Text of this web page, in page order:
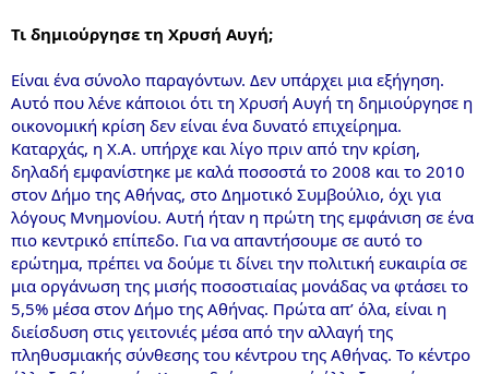
Τι δημιούργησε τη Χρυσή Αυγή;
Είναι ένα σύνολο παραγόντων. Δεν υπάρχει μια εξήγηση.
Αυτό που λένε κάποιοι ότι τη Χρυσή Αυγή τη δημιούργησε η
οικονομική κρίση δεν είναι ένα δυνατό επιχείρημα.
Καταρχάς, η Χ.Α. υπήρχε και λίγο πριν από την κρίση,
δηλαδή εμφανίστηκε με καλά ποσοστά το 2008 και το 2010
στον Δήμο της Αθήνας, στο Δημοτικό Συμβούλιο, όχι για
λόγους Μνημονίου. Αυτή ήταν η πρώτη της εμφάνιση σε ένα
πιο κεντρικό επίπεδο. Για να απαντήσουμε σε αυτό το
ερώτημα, πρέπει να δούμε τι δίνει την πολιτική ευκαιρία σε
μια οργάνωση της μισής ποσοστιαίας μονάδας να φτάσει το
5,5% μέσα στον Δήμο της Αθήνας. Πρώτα απ’ όλα, είναι η
διείσδυση στις γειτονιές μέσα από την αλλαγή της
πληθυσμιακής σύνθεσης του κέντρου της Αθήνας. Το κέντρο